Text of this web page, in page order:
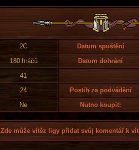
2C Datum spuštění
180 hráčů Datum dohrání
41
24 Postih za podvádění
Ne Nutno koupit:
Zde může vítěz ligy přidat svůj komentář k